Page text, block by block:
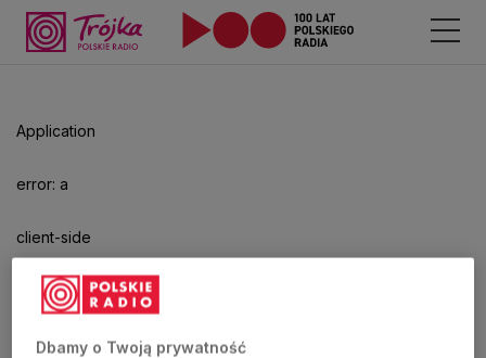
Application
error: a
client-side
exception
hasDbamy o Twoją prywatność